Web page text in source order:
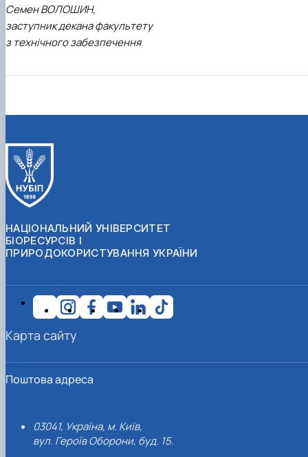
Семен ВОЛОШИН,
заступник декана факультету
з технічного забезпечення
НАЦІОНАЛЬНИЙ УНІВЕРСИТЕТ
БІОРЕСУРСІВ І
ПРИРОДОКОРИСТУВАННЯ УКРАЇНИ
Поштова адреса
03041, Україна, м. Київ,
вул. Героїв Оборони, буд. 15.
Карта сайту